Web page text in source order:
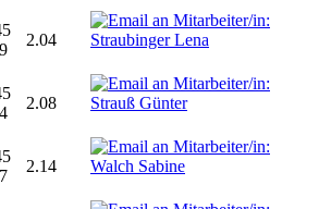
2.04
2.08
2.14